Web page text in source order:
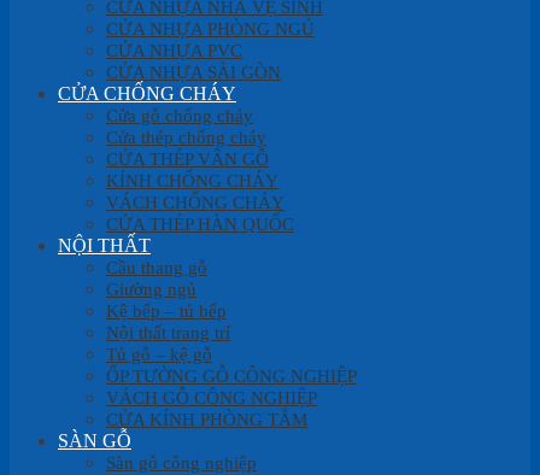
CỬA NHỰA NHÀ VỆ SINH
CỬA NHỰA PHÒNG NGỦ
CỬA NHỰA PVC
CỬA NHỰA SÀI GÒN
CỬA CHỐNG CHÁY
Cửa gỗ chống cháy
Cửa thép chống cháy
CỬA THÉP VÂN GỖ
KÍNH CHỐNG CHÁY
VÁCH CHỐNG CHÁY
CỬA THÉP HÀN QUỐC
NỘI THẤT
Cầu thang gỗ
Giường ngủ
Kệ bếp – tủ bếp
Nội thất trang trí
Tủ gỗ – kệ gỗ
ỐP TƯỜNG GỖ CÔNG NGHIỆP
VÁCH GỖ CÔNG NGHIỆP
CỬA KÍNH PHÒNG TẮM
SÀN GỖ
Sàn gỗ công nghiệp